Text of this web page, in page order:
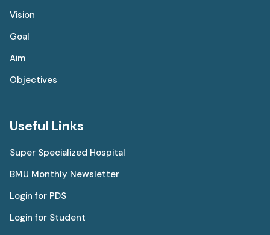
Vision
Goal
Aim
Objectives
Useful Links
Super Specialized Hospital
BMU Monthly Newsletter
Login for PDS
Login for Student